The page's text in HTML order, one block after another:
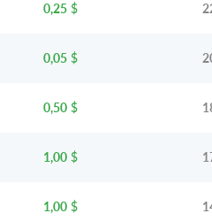
0,25 $
0,05 $
0,50 $
1,00 $
1,00 $